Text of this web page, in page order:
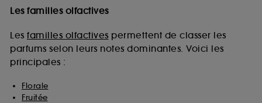
Les familles olfactives
Les familles olfactives permettent de classer les
parfums selon leurs notes dominantes. Voici les
principales :
Florale
Fruitée
collectées ou générées lors de votre activité en ligne
sur "continuer sans accepter". Voous pouvez à tout
moment choisir de retirer votrte consentement. Si vous
souhaitez obtenir plus d'information sur les cookies
utilisés, cliquez